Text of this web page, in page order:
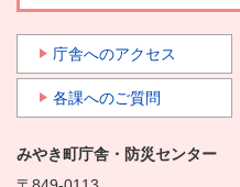
庁舎へのアクセス
各課へのご質問
みやき町庁舎・防災センター